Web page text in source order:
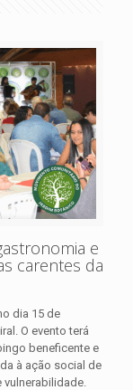
e
carentes da
dia 15 de
O evento terá
beneficente e
à ação social de